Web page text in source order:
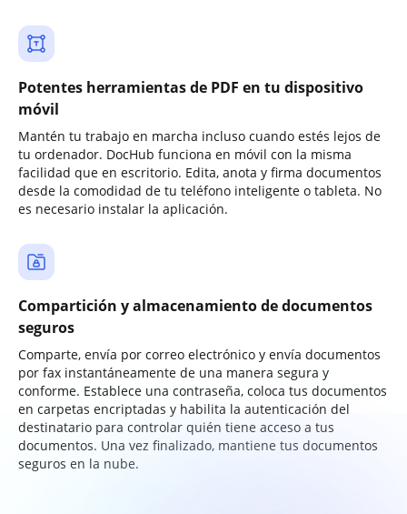
Potentes herramientas de PDF en tu dispositivo
móvil
Mantén tu trabajo en marcha incluso cuando estés lejos de
tu ordenador. DocHub funciona en móvil con la misma
facilidad que en escritorio. Edita, anota y firma documentos
desde la comodidad de tu teléfono inteligente o tableta. No
es necesario instalar la aplicación.
Compartición y almacenamiento de documentos
seguros
Comparte, envía por correo electrónico y envía documentos
por fax instantáneamente de una manera segura y
conforme. Establece una contraseña, coloca tus documentos
en carpetas encriptadas y habilita la autenticación del
destinatario para controlar quién tiene acceso a tus
documentos. Una vez finalizado, mantiene tus documentos
seguros en la nube.